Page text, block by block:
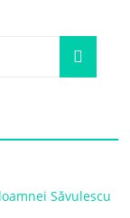
Săvulescu